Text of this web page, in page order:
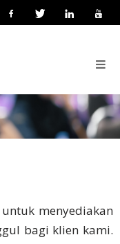
menyediakan
bagi klien kami.